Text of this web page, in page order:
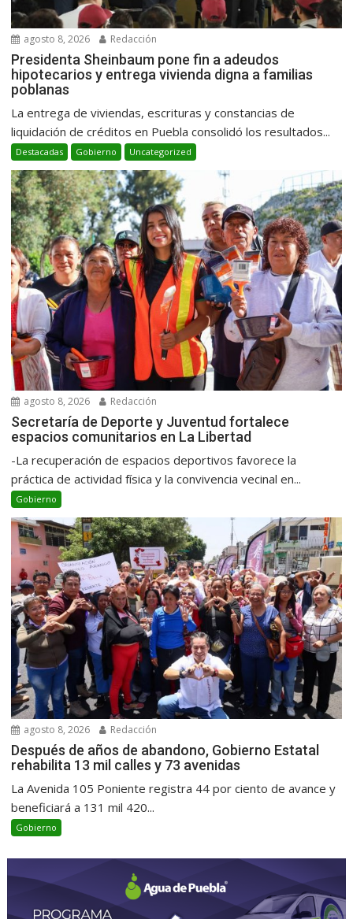
agosto 8, 2026 Redacción
Presidenta Sheinbaum pone fin a adeudos
hipotecarios y entrega vivienda digna a familias
poblanas
La entrega de viviendas, escrituras y constancias de
liquidación de créditos en Puebla consolidó los resultados...
Destacadas Gobierno Uncategorized
agosto 8, 2026 Redacción
Secretaría de Deporte y Juventud fortalece
espacios comunitarios en La Libertad
-La recuperación de espacios deportivos favorece la
práctica de actividad física y la convivencia vecinal en...
Gobierno
agosto 8, 2026 Redacción
Después de años de abandono, Gobierno Estatal
rehabilita 13 mil calles y 73 avenidas
La Avenida 105 Poniente registra 44 por ciento de avance y
beneficiará a 131 mil 420...
Gobierno